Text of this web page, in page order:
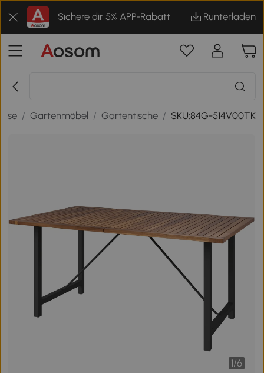
Sichere dir 5% APP-Rabatt Runterladen
/ Gartenmöbel / Gartentische / SKU:84G-514V00TK
1/6